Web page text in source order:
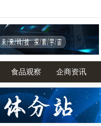
食品观察 企商资讯